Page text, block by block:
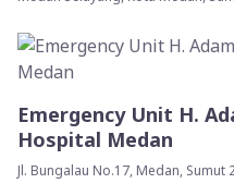
Emergency Unit H.
Hospital Medan
Jl. Bungalau No.17, Medan, Sumut